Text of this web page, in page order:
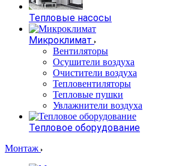
Тепловые насосы
Микроклимат
Вентиляторы
Осушители воздуха
Очистители воздуха
Тепловентиляторы
Тепловые пушки
Увлажнители воздуха
Тепловое оборудование
Монтаж